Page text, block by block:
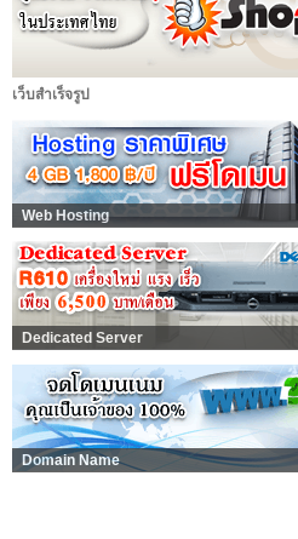
เว็บสำเร็จรูป
Web Hosting
Dedicated Server
Domain Name